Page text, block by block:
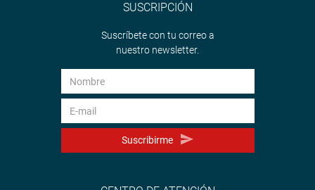
SUSCRIPCIÓN
Suscríbete con tu correo a
nuestro newsletter.
Suscribirme